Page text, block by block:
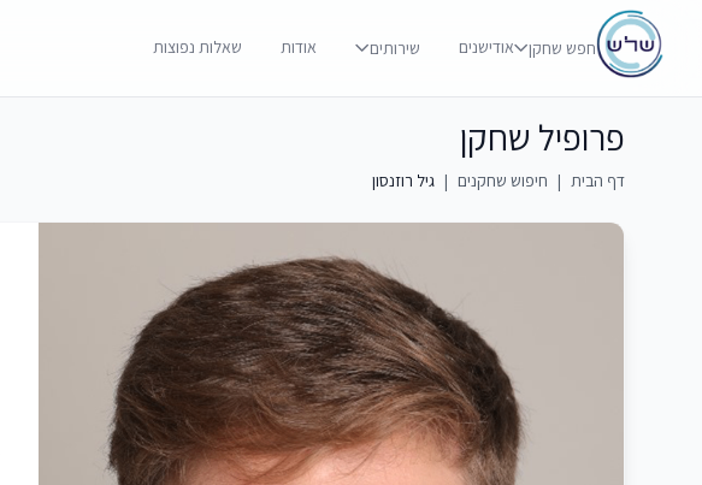
חפש שחקן אודישנים שירותים אודות שאלות נפוצות
פרופיל שחקן
דף הבית | חיפוש שחקנים | גיל רוזנסון